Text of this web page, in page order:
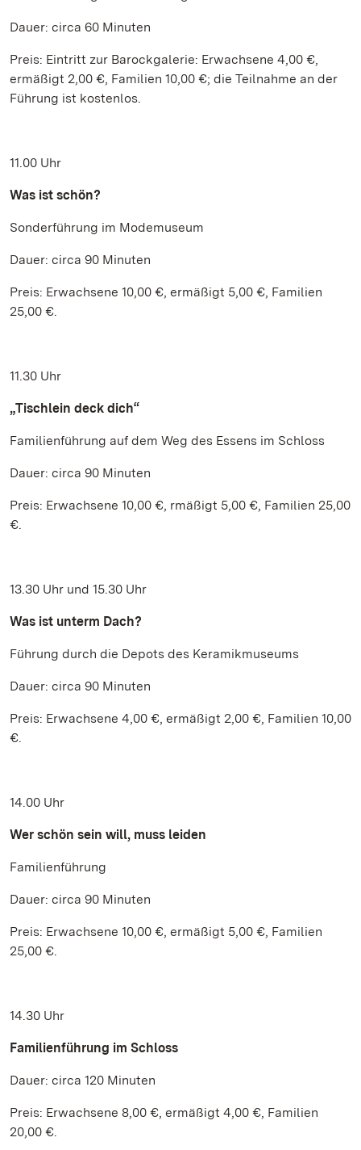
Dauer: circa 60 Minuten
Preis: Eintritt zur Barockgalerie: Erwachsene 4,00 €,
ermäßigt 2,00 €, Familien 10,00 €; die Teilnahme an der
Führung ist kostenlos.
11.00 Uhr
Was ist schön?
Sonderführung im Modemuseum
Dauer: circa 90 Minuten
Preis: Erwachsene 10,00 €, ermäßigt 5,00 €, Familien
25,00 €.
11.30 Uhr
„Tischlein deck dich“
Familienführung auf dem Weg des Essens im Schloss
Dauer: circa 90 Minuten
Preis: Erwachsene 10,00 €, rmäßigt 5,00 €, Familien 25,00
€.
13.30 Uhr und 15.30 Uhr
Was ist unterm Dach?
Führung durch die Depots des Keramikmuseums
Dauer: circa 90 Minuten
Preis: Erwachsene 4,00 €, ermäßigt 2,00 €, Familien 10,00
€.
14.00 Uhr
Wer schön sein will, muss leiden
Familienführung
Dauer: circa 90 Minuten
Preis: Erwachsene 10,00 €, ermäßigt 5,00 €, Familien
25,00 €.
14.30 Uhr
Familienführung im Schloss
Dauer: circa 120 Minuten
Preis: Erwachsene 8,00 €, ermäßigt 4,00 €, Familien
20,00 €.